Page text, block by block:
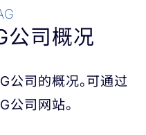
公司概况
司的概况。可通过
司网站。